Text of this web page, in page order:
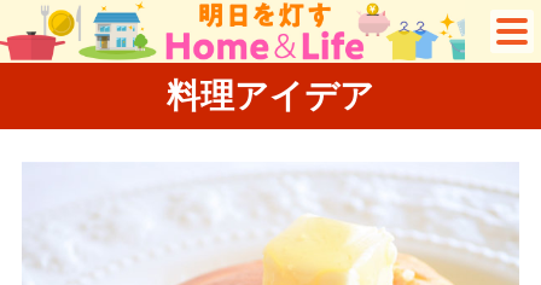
料理アイデア